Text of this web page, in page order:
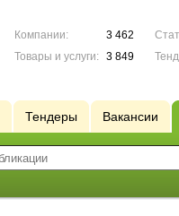
Компании:
3 462
Товары и услуги:
3 849
Тендеры Вакансии